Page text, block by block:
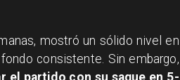
mostró un sólido nivel en
consistente. Sin embargo,